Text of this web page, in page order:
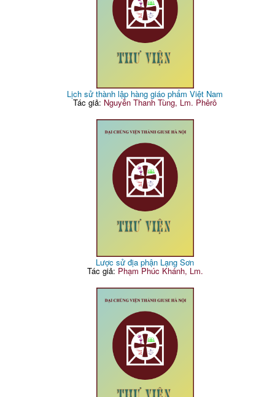
Lịch sử thành lập hàng giáo phẩm Việt Nam
Tác giả: Nguyễn Thanh Tùng, Lm. Phêrô
Lược sử địa phận Lạng Sơn
Tác giả: Phạm Phúc Khánh, Lm.